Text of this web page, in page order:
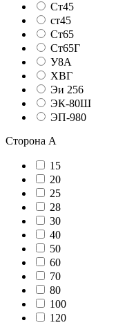
Ст45
ст45
Ст65
Ст65Г
У8А
ХВГ
Эи 256
ЭК-80Ш
ЭП-980
Сторона А
15
20
25
28
30
40
50
60
70
80
100
120